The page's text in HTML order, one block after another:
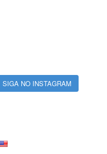
SIGA NO INSTAGRAM